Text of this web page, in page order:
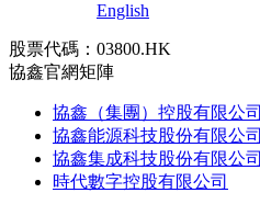
English
股票代碼：03800.HK
協鑫官網矩陣
協鑫（集團）控股有限公司
協鑫能源科技股份有限公司
協鑫集成科技股份有限公司
時代數字控股有限公司